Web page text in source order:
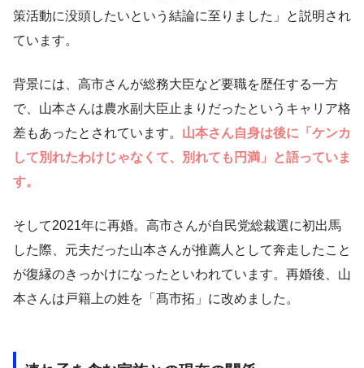
策活動に没頭したいという結論に至りました」と説明され
ています。
背景には、高市さんが総務大臣など要職を歴任する一方
で、山本さんは農水副大臣止まりだったというキャリア格
差もあったとされています。 山本さん自身は後に「ケンカ
して別れたわけじゃなくて、別れても円満」と語っていま
す。
そして2021年に再婚。高市さんが自民党総裁選に初出馬
した際、元夫だった山本さんが推薦人として奔走したこと
が復縁のきっかけになったといわれています。再婚後、山
本さんは戸籍上の姓を「髙市拓」に改めました。